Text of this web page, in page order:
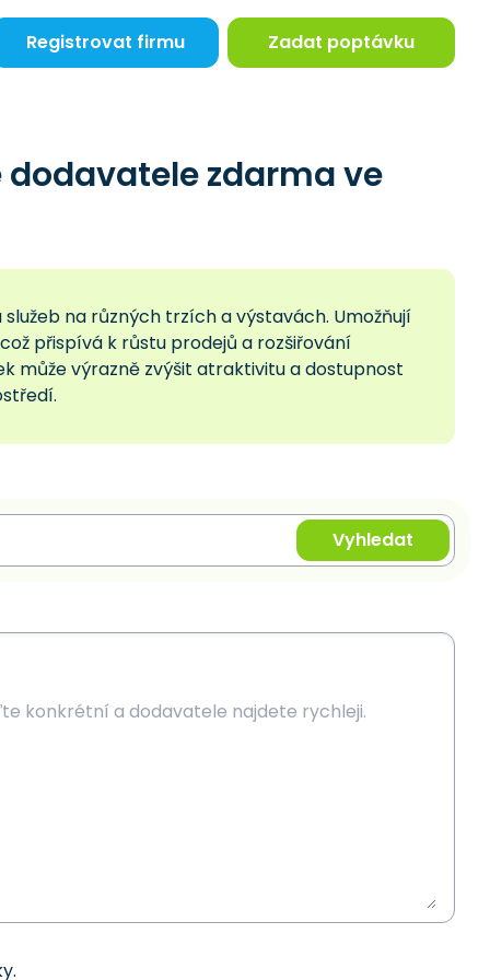
Registrovat firmu Zadat poptávku
zdarma ve
na různých trzích a výstavách. Umožňují
přispívá k růstu prodejů a rozšiřování
může výrazně zvýšit atraktivitu a dostupnost
Vyhledat